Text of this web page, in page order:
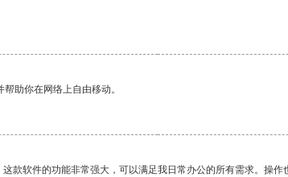
助你在网络上自由移动。
款软件的功能非常强大，可以满足我日常办公的所有需求。操作